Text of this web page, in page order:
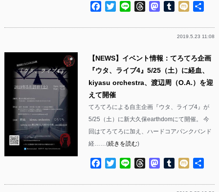
Facebook
TwitterLine ThreadsMastodon
Tumblr
Mixi
2019.5.23 11:08
【NEWS】イベント情報：てろてろ企画
『ウタ、ライブ4』5/25（土）に経血、
kiyasu orchestra、渡辺周（O.A.）を迎
えて開催
てろてろによる自主企画『ウタ、ライブ4』が
5/25（土）に新大久保earthdomにて開催。 今
回はてろてろに加え、ハードコアパンクバンド
経……(続きを読む)
Facebook
TwitterLine ThreadsMastodon
Tumblr
Mixi